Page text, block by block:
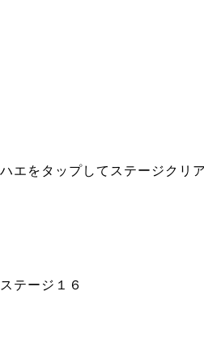
ハエをタップしてステージクリア
ステージ１６